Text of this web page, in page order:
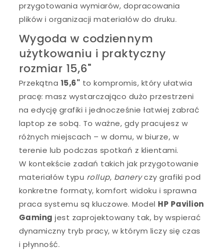
przygotowania wymiarów, dopracowania
plików i organizacji materiałów do druku.
Wygoda w codziennym
użytkowaniu i praktyczny
rozmiar 15,6"
Przekątna 15,6" to kompromis, który ułatwia
pracę: masz wystarczająco dużo przestrzeni
na edycję grafiki i jednocześnie łatwiej zabrać
laptop ze sobą. To ważne, gdy pracujesz w
różnych miejscach – w domu, w biurze, w
terenie lub podczas spotkań z klientami.
W kontekście zadań takich jak przygotowanie
materiałów typu rollup, baneryczy grafiki pod
konkretne formaty, komfort widoku i sprawna
praca systemu są kluczowe. Model HP Pavilion
Gaming jest zaprojektowany tak, by wspierać
dynamiczny tryb pracy, w którym liczy się czas
i płynność.